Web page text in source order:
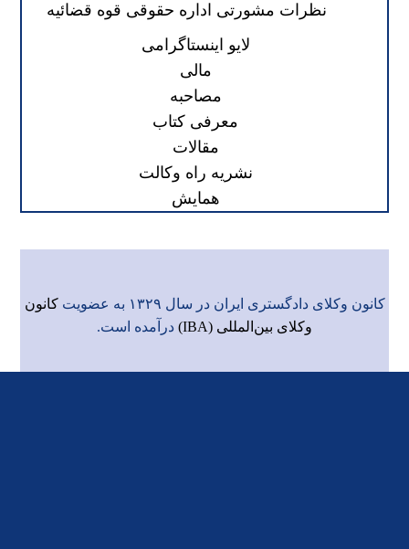
نظرات مشورتی اداره حقوقی قوه قضائیه
لایو اینستاگرامی
مالی
مصاحبه
معرفی کتاب
مقالات
نشریه راه وکالت
همایش
کانون وکلای دادگستری ایران در سال ۱۳۲۹ به عضویت
کانون
وکلای بین‌المللی (IBA)
درآمده است.